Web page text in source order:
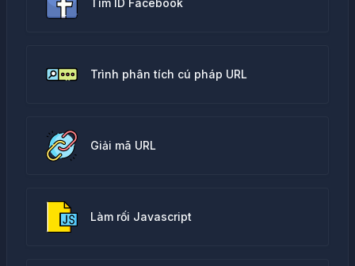
Tìm ID Facebook
Trình phân tích cú pháp URL
Giải mã URL
Làm rối Javascript